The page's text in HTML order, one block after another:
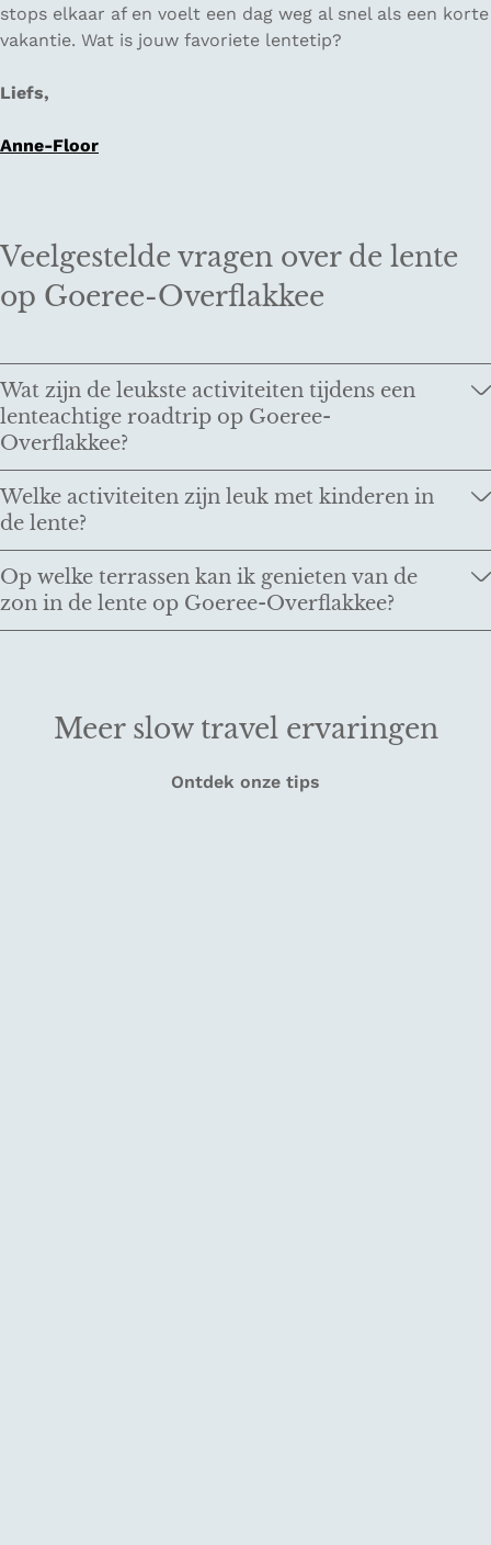
stops elkaar af en voelt een dag weg al snel als een korte
vakantie. Wat is jouw favoriete lentetip?
Liefs,
Anne-Floor
Veelgestelde vragen over de lente
op Goeree-Overflakkee
Wat zijn de leukste activiteiten tijdens een
lenteachtige roadtrip op Goeree-
Overflakkee?
Welke activiteiten zijn leuk met kinderen in
de lente?
Op welke terrassen kan ik genieten van de
zon in de lente op Goeree-Overflakkee?
Meer slow travel ervaringen
Ontdek onze tips